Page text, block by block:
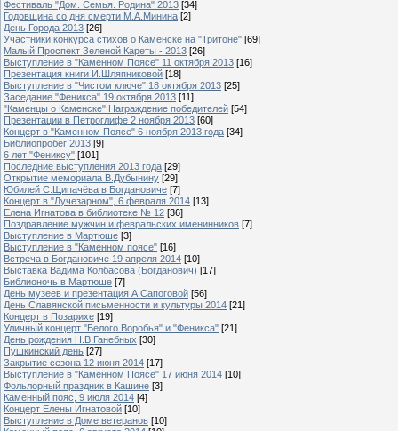
Фестиваль "Дом. Семья. Родина" 2013 [34]
Годовщина со дня смерти М.А.Минина [2]
День Города 2013 [26]
Участники конкурса стихов о Каменске на "Тритоне" [69]
Малый Проспект Зеленой Кареты - 2013 [26]
Выступление в "Каменном Поясе" 11 октября 2013 [16]
Презентация книги И.Шляпниковой [18]
Выступление в "Чистом ключе" 18 октября 2013 [25]
Заседание "Феникса" 19 октября 2013 [11]
"Каменцы о Каменске" Награждение победителей [54]
Презентации в Петроглифе 2 ноября 2013 [60]
Концерт в "Каменном Поясе" 6 ноября 2013 года [34]
Библиопробег 2013 [9]
6 лет "Фениксу" [101]
Последние выступления 2013 года [29]
Открытие мемориала В.Дубынину [29]
Юбилей С.Щипачёва в Богдановиче [7]
Концерт в "Лучезарном", 6 февраля 2014 [13]
Елена Игнатова в библиотеке № 12 [36]
Поздравление мужчин и февральских именинников [7]
Выступление в Мартюше [3]
Выступление в "Каменном поясе" [16]
Встреча в Богдановиче 19 апреля 2014 [10]
Выставка Вадима Колбасова (Богданович) [17]
Библионочь в Мартюше [7]
День музеев и презентация А.Сапоговой [56]
День Славянской письменности и культуры 2014 [21]
Концерт в Позарихе [19]
Уличный концерт "Белого Воробья" и "Феникса" [21]
День рождения Н.В.Ганебных [30]
Пушкинский день [27]
Закрытие сезона 12 июня 2014 [17]
Выступление в "Каменном Поясе" 17 июня 2014 [10]
Фольлорный праздник в Кашине [3]
Каменный пояс, 9 июля 2014 [4]
Концерт Елены Игнатовой [10]
Выступление в Доме ветеранов [10]